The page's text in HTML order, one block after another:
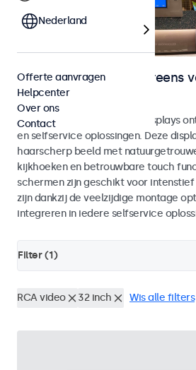
Monitoren en touchscreens
selfservice
Monitoren en touchscreen displays
en selfservice oplossingen. Deze
haarscherp beeld met
kijkhoeken en betrouwbare touch
schermen zijn geschikt voor
zijn dankzij de veelzijdige montage
integreren in iedere selfservice
Filter (1)
RCA video 32 inch Wis alle filters
Nederland
Offerte aanvragen
Helpcenter
Over ons
Contact